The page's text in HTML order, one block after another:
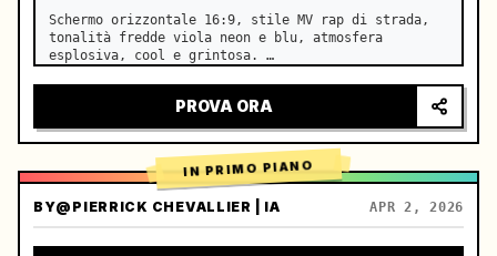
Schermo orizzontale 16:9, stile MV rap di strada,
tonalità fredde viola neon e blu, atmosfera
esplosiva, cool e grintosa. …
PROVA ORA
IN PRIMO PIANO
BY@PIERRICK CHEVALLIER | IA APR 2, 2026